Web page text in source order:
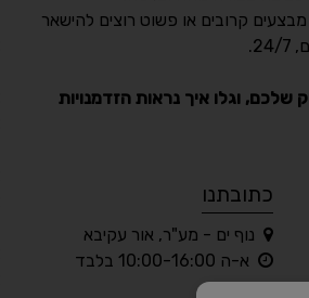
קרובים או פשוט רוצים להישאר
7.
וגלו איך נראות הזדמנויות
כתובתנו
נוף ים - מע"ר, אור עקיבא
א-ה 10:00-16:00 בלבד